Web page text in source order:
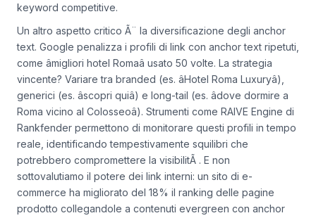
keyword competitive.
Un altro aspetto critico Ã¨ la diversificazione degli anchor
text. Google penalizza i profili di link con anchor text ripetuti,
come âmigliori hotel Romaâ usato 50 volte. La strategia
vincente? Variare tra branded (es. âHotel Roma Luxuryâ),
generici (es. âscopri quiâ) e long-tail (es. âdove dormire a
Roma vicino al Colosseoâ). Strumenti come RAIVE Engine di
Rankfender permettono di monitorare questi profili in tempo
reale, identificando tempestivamente squilibri che
potrebbero compromettere la visibilitÃ . E non
sottovalutiamo il potere dei link interni: un sito di e-
commerce ha migliorato del 18% il ranking delle pagine
prodotto collegandole a contenuti evergreen con anchor